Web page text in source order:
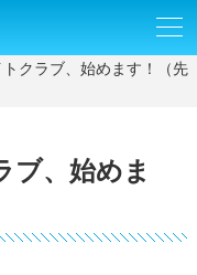
クラブ、始めます！（先
ブ、始めま